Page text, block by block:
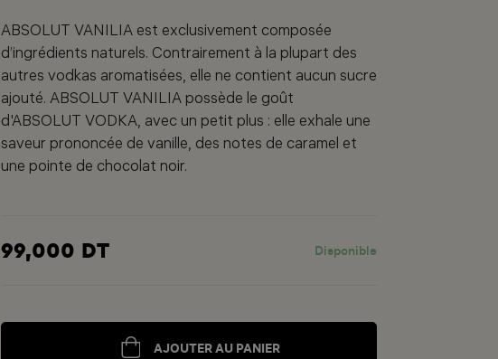
ABSOLUT VANILIA est exclusivement composée
d’ingrédients naturels. Contrairement à la plupart des
autres vodkas aromatisées, elle ne contient aucun sucre
ajouté. ABSOLUT VANILIA possède le goût
d'ABSOLUT VODKA, avec un petit plus : elle exhale une
saveur prononcée de vanille, des notes de caramel et
une pointe de chocolat noir.
99,000 DT Disponible
AJOUTER AU PANIER